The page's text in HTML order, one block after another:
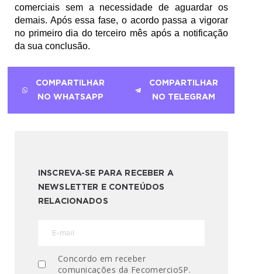
comerciais sem a necessidade de aguardar os
demais. Após essa fase, o acordo passa a vigorar
no primeiro dia do terceiro mês após a notificação
da sua conclusão.
COMPARTILHAR
NO WHATSAPP
COMPARTILHAR
NO TELEGRAM
INSCREVA-SE PARA RECEBER A
NEWSLETTER E CONTEÚDOS
RELACIONADOS
Concordo em receber
comunicações da FecomercioSP.